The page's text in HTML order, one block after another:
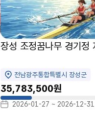
장성 조정꿈나무 경기정
전남광주통합특별시 장성군
35,783,500원
21.04%2026-01-27 ~ 2026-12-31